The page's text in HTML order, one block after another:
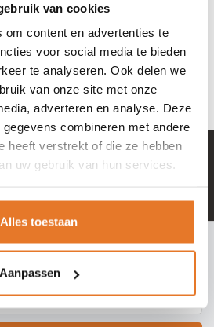
van cookies
om content en advertenties te
voor social media te bieden
te analyseren. Ook delen we
van onze site met onze
adverteren en analyse. Deze
combineren met andere
heeft verstrekt of die ze hebben
uw gebruik van hun services.
Alles toestaan
Aanpassen
in NL & BE
informatie of nieuwe producten